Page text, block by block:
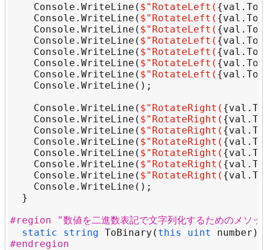
Console . WriteLine ( $" RotateLeft( {val .
Console . WriteLine ( $" RotateLeft( {val .
Console . WriteLine ( $" RotateLeft( {val .
Console . WriteLine ( $" RotateLeft( {val .
Console . WriteLine ( $" RotateLeft( {val .
Console . WriteLine ( $" RotateLeft( {val .
Console . WriteLine ( $" RotateLeft( {val .
Console . WriteLine
Console . WriteLine ( $" RotateRight( {val .
Console . WriteLine ( $" RotateRight( {val .
Console . WriteLine ( $" RotateRight( {val .
Console . WriteLine ( $" RotateRight( {val .
Console . WriteLine ( $" RotateRight( {val .
Console . WriteLine ( $" RotateRight( {val .
Console . WriteLine ( $" RotateRight( {val .
Console . WriteLine
#region "数値を二進数表記で文字列化するためのメソ
static
string ToBinary ( this uint number )
#endregion